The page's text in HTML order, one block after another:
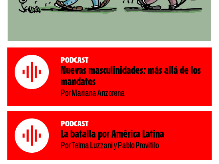
Podcast
Nuevas masculinidades: más allá de los
mandatos
Por Mariana Anzorena
Podcast
La batalla por América Latina
Por Telma Luzzani y Pablo Provitilo